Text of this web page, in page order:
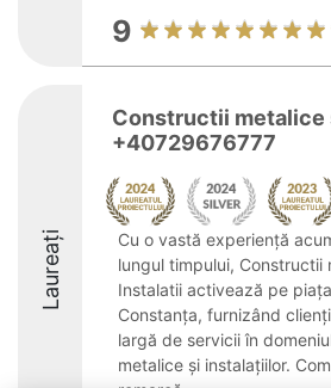
9
Laureați
Constructii metalice
+40729676777
Cu o vastă experiență
lungul timpului, Constructii
Instalatii activează pe
Constanța, furnizând
largă de servicii în
metalice și instalațiilor.